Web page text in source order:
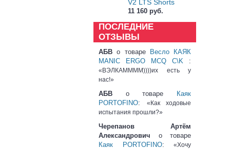
V2 LTS Shorts
11 160 руб.
ПОСЛЕДНИЕ
ОТЗЫВЫ
АБВ о товаре
Весло КАЯК
MANIC ERGO MCQ C\K :
«ВЭЛКАММММ))))их есть у
нас!»
АБВ о товаре
Каяк
PORTOFINO: «Как ходовые
испытания прошли?»
Черепанов Артём
Александрович о товаре
Каяк PORTOFINO: «Хочу